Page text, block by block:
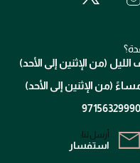
أرسل لنا:
استفسار